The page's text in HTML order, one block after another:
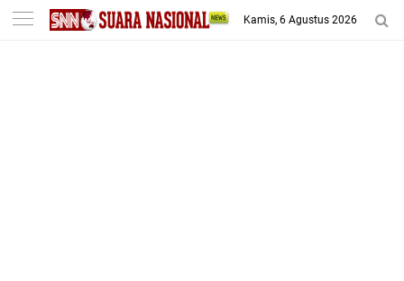
-->
Kamis, 6 Agustus 2026